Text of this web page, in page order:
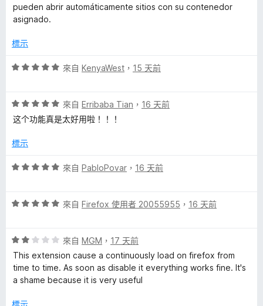
滿
分
分
5
分
滿
5
pueden abrir automáticamente sitios con su contenedor
asignado.
標示
評
分
，
分
分
來自 KenyaWest ， 15 天前
評
價
分
滿
分
來自 Erribaba Tian ， 16 天前
这个功能真是太好用啦！！！
標示
評
分
分
5
分
來自 PabloPovar ， 16 天前
評
分
，
滿
分
分
來自 Firefox 使用者 20055955 ， 16 天前
評
價
2
分
滿
來自 MGM ， 17 天前
This extension cause a continuously load on firefox from
time to time. As soon as disable it everything works fine. It's
a shame because it is very useful
標示